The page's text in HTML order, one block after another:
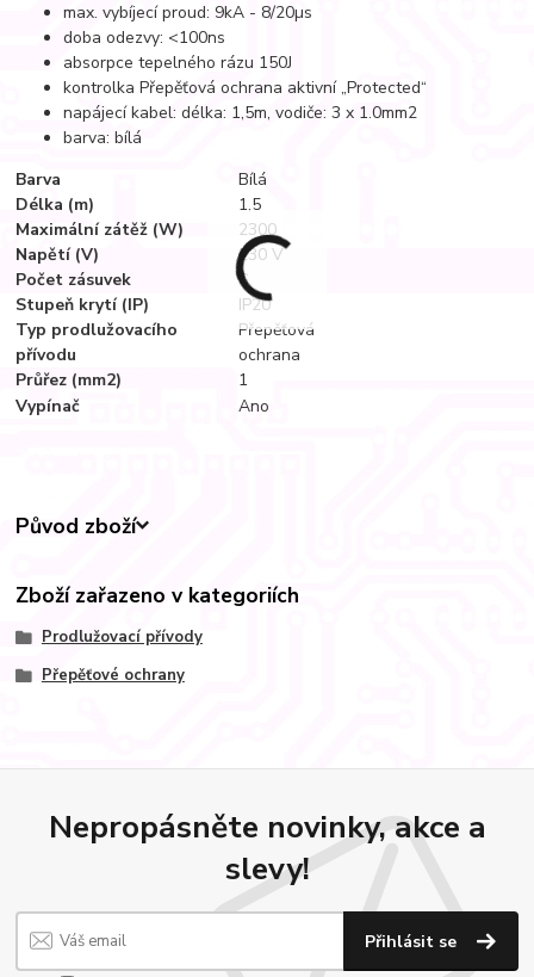
max. vybíjecí proud: 9kA - 8/20µs
doba odezvy: <100ns
absorpce tepelného rázu 150J
kontrolka Přepěťová ochrana aktivní „Protected“
napájecí kabel: délka: 1,5m, vodiče: 3 x 1.0mm2
barva: bílá
Barva
Bílá
Délka (m)
1,5
Maximální zátěž (W)
2300
Napětí (V)
230 V
Počet zásuvek
6
Stupeň krytí (IP)
IP20
Typ prodlužovacího
přívodu
Přepěťová
ochrana
Průřez (mm2)
1
Vypínač
Ano
Původ zboží
Zboží zařazeno v kategoriích
Prodlužovací přívody
Přepěťové ochrany
Nepropásněte novinky, akce a
slevy!
Přihlásit se